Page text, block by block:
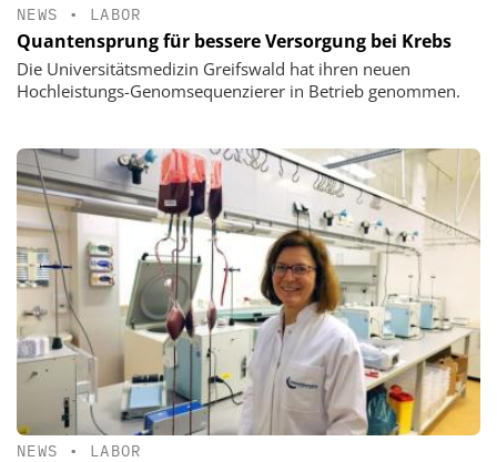
NEWS • LABOR
Quantensprung für bessere Versorgung bei Krebs
Die Universitätsmedizin Greifswald hat ihren neuen
Hochleistungs-Genomsequenzierer in Betrieb genommen.
NEWS • LABOR